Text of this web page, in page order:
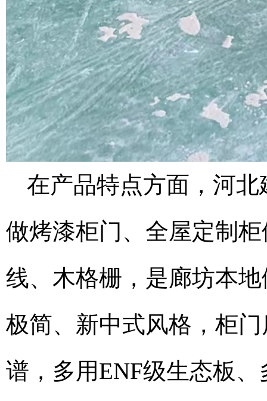
在产品特点方面，河
做烤漆柜门、全屋定制
线、木格栅，是廊坊本
极简、新中式风格，柜
谱，多用ENF级生态板